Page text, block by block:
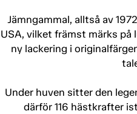
Jämngammal, alltså av
USA, vilket främst märks på
ny lackering i
Under huven sitter den
därför 116 hästkrafter